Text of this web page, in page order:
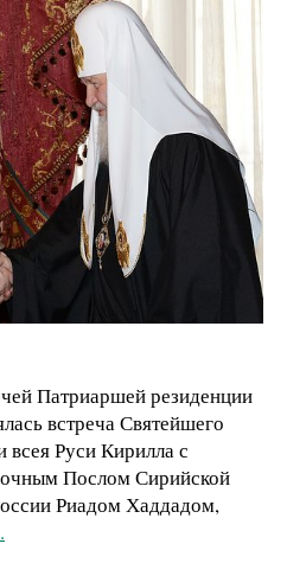
Патриаршей резиденции
встреча Святейшего
всея Руси Кирилла с
Послом Сирийской
Риадом Хаддадом,